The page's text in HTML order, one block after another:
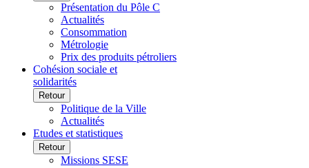
Présentation du Pôle C
Actualités
Consommation
Métrologie
Prix des produits pétroliers
Cohésion sociale et
solidarités
Retour
Politique de la Ville
Actualités
Etudes et statistiques
Retour
Missions SESE